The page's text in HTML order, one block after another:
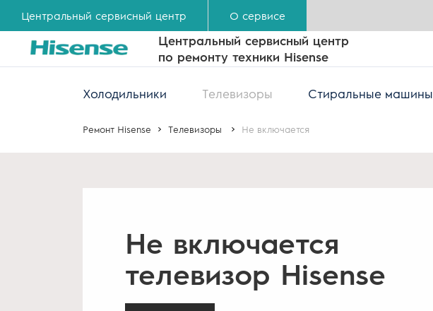
Центральный сервисный центр О сервисе
Центральный сервисный центр
по ремонту техники Hisense
Холодильники Телевизоры Стиральные машины
Ремонт Hisense Телевизоры Не включается
Не включается
телевизор Hisense